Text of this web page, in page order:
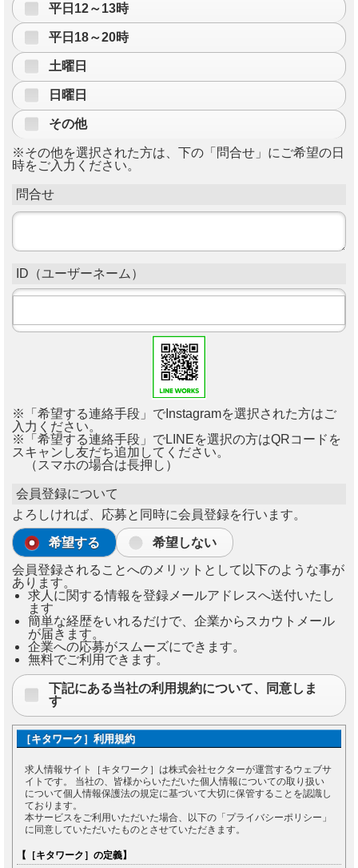
平日12～13時
平日18～20時
土曜日
日曜日
その他
※その他を選択された方は、下の「問合せ」にご希望の日
時をご入力ください。
問合せ
ID（ユーザーネーム）
※「希望する連絡手段」でInstagramを選択された方はご
入力ください。
※「希望する連絡手段」でLINEを選択の方はQRコードを
スキャンし友だち追加してください。
（スマホの場合は長押し）
会員登録について
よろしければ、応募と同時に会員登録を行います。
希望する 希望しない
会員登録されることへのメリットとして以下のような事が
あります。
求人に関する情報を登録メールアドレスへ送付いたし
ます
簡単な経歴をいれるだけで、企業からスカウトメール
が届きます。
企業への応募がスムーズにできます。
無料でご利用できます。
下記にある当社の利用規約について、同意しま
す
［キタワーク］利用規約
求人情報サイト［キタワーク］は株式会社セクターが運営するウェブサ
イトです。 当社の、皆様からいただいた個人情報についての取り扱い
について個人情報保護法の規定に基づいて大切に保管することを認識し
ております。
本サービスをご利用いただいた場合、以下の「プライバシーポリシー」
に同意していただいたものとさせていただきます。
【［キタワーク］の定義】